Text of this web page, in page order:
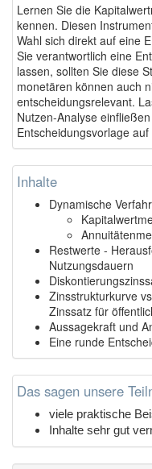
Lernen Sie die
kennen. Diesen
Wahl sich direkt auf eine
Sie verantwortlich eine
lassen, sollten Sie diese
monetären können auch
entscheidungsrelevant.
Nutzen-Analyse
Entscheidungsvorlage
Inhalte
Dynamische
Restwerte -
Nutzungsdauern
Zinsstrukturkurve
Zinssatz für
Aussagekraft und
Eine runde
Das sagen unsere
viele praktische
Inhalte sehr gut